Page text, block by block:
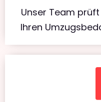
Unser Team
Ihren